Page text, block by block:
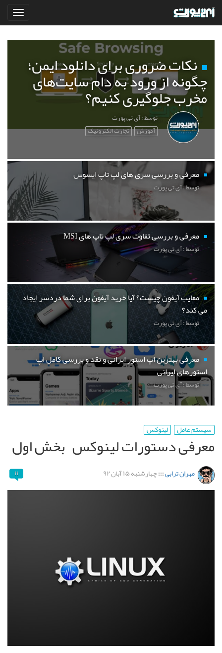
نکات ضروری برای دانلود ایمن؛
چگونه از ورود به دام سایت‌های
مخرب جلوگیری کنیم؟
توسط : آی تی پورت
آموزش تجارت الکترونیک
معرفی و بررسی سری های لپ تاپ ایسوس
توسط : آی تی پورت
معرفی و بررسی تفاوت سری لپ تاپ های MSI
توسط : آی تی پورت
معایب آیفون چیست؟ آیا خرید آیفون برای شما دردسر ایجاد
می کند؟
توسط : آی تی پورت
معرفی بهترین اپ استور ایرانی و نقد و بررسی کامل اپ
استورهای ایرانی
توسط : آی تی پورت
سیستم عامل لینوکس
معرفی دستورات لینوکس – بخش اول
مهران ترابی:::چهارشنبه ۱۵ آبان ۹۲ ۱۱